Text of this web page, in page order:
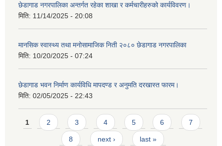
छेडागाड नगरपालिका अन्तर्गत रहेका शाखा र कर्मचारीहरुको कार्यविवरण।
मिति: 11/14/2025 - 20:08
मानसिक स्वास्थ्य तथा मनोसामाजिक निती २०८० छेडागाड नगरपालिका
मिति: 10/20/2025 - 07:24
छेडागाड भवन निर्माण कार्यविधि मापदण्ड र अनुमति दरखास्त फारम।
मिति: 02/05/2025 - 22:43
Pages
1 2 3 4 5 6 7
8 next › last »